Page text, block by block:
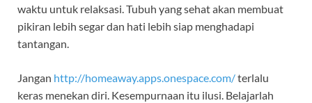
waktu untuk relaksasi. Tubuh yang sehat akan membuat
pikiran lebih segar dan hati lebih siap menghadapi
tantangan.
Jangan http://homeaway.apps.onespace.com/terlalu
keras menekan diri. Kesempurnaan itu ilusi. Belajarlah